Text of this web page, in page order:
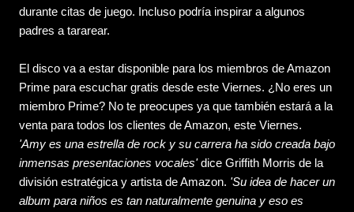
durante citas de juego. Incluso podría inspirar a algunos
padres a tararear.
El disco va a estar disponible para los miembros de Amazon
Prime para escuchar gratis desde este Viernes. ¿No eres un
miembro Prime? No te preocupes ya que también estará a la
venta para todos los clientes de Amazon, este Viernes.
'Amy es una estrella de rock y su carrera ha sido creada bajo
inmensas presentaciones vocales'dice Griffith Morris de la
división estratégica y artista de Amazon. 'Su idea de hacer un
album para niños es tan naturalmente genuina y eso es